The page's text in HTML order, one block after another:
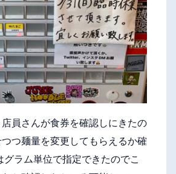
員さんが食券を確認しにきたの
つ麺量を変更してもらえるか確
ラム単位で指定できたのでこ